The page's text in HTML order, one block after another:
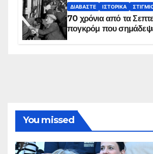
ΔΙΑΒΆΣΤΕ ΙΣΤΟΡΙΚΆ
70 χρόνια από τα
πογκρόμ που
You missed